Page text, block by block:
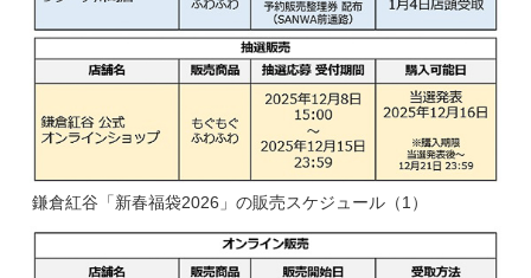
鎌倉紅谷「新春福袋2026」の販売スケジュール（1）